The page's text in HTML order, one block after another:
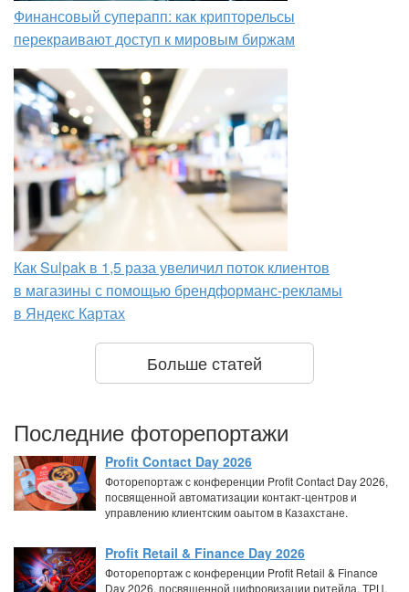
Финансовый суперапп: как крипторельсы
перекраивают доступ к мировым биржам
Как Sulpak в 1,5 раза увеличил поток клиентов
в магазины с помощью брендформанс-рекламы
в Яндекс Картах
Больше статей
Последние фоторепортажи
Profit Contact Day 2026
Фоторепортаж с конференции Profit Contact Day 2026,
посвященной автоматизации контакт-центров и
управлению клиентским оаытом в Казахстане.
Profit Retail & Finance Day 2026
Фоторепортаж с конференции Profit Retail & Finance
Day 2026, посвященной цифровизации ритейла, ТРЦ,